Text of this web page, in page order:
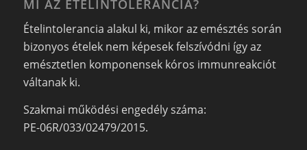
MI AZ ÉTELINTOLERANCIA?
Ételintolerancia alakul ki, mikor az emésztés során
bizonyos ételek nem képesek felszívódni így az
emésztetlen komponensek kóros immunreakciót
váltanak ki.
Szakmai működési engedély száma:
PE-06R/033/02479/2015.